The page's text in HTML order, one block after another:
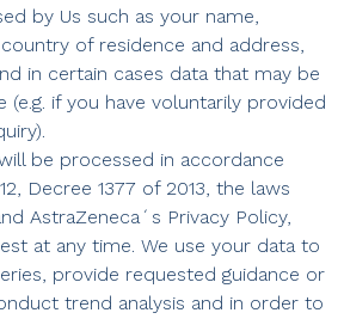
by Us such as your name,
of residence and address,
in certain cases data that may be
(e.g. if you have voluntarily provided
be processed in accordance
Decree 1377 of 2013, the laws
AstraZeneca´s Privacy Policy,
at any time. We use your data to
provide requested guidance or
trend analysis and in order to